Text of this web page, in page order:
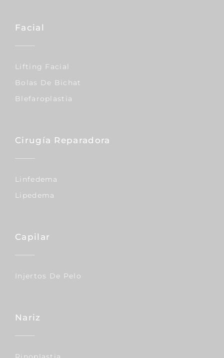
Facial
Lifting Facial
Bolas De Bichat
Blefaroplastia
Cirugía Reparadora
Linfedema
Lipedema
Capilar
Injertos De Pelo
Nariz